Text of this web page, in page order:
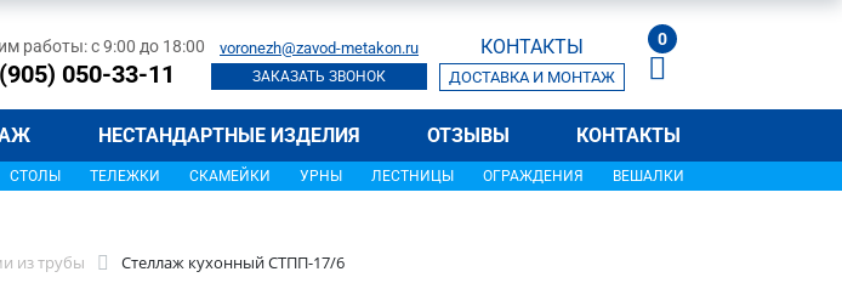
работы: с 9:00 до 18:00
050-33-11
voronezh@zavod-metakon.ru
ЗАКАЗАТЬ ЗВОНОК
КОНТАКТЫ
ДОСТАВКА И МОНТАЖ
0
НЕСТАНДАРТНЫЕ ИЗДЕЛИЯ ОТЗЫВЫ КОНТАКТЫ
СТОЛЫ ТЕЛЕЖКИ СКАМЕЙКИ УРНЫ ЛЕСТНИЦЫ ОГРАЖДЕНИЯ ВЕШАЛКИ
из трубы Стеллаж кухонный СТПП-17/6